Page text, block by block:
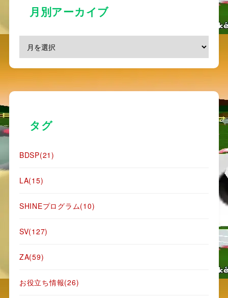
月別アーカイブ
タグ
BDSP(21)
LA(15)
SHINEプログラム(10)
SV(127)
ZA(59)
お役立ち情報(26)